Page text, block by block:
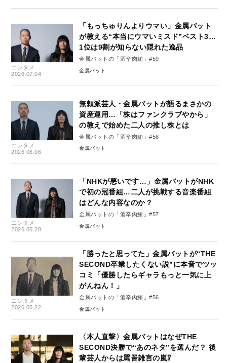
エンタメ
2026.07.04
「もっちゅりんよりウマい」金属バット
が教える“本当にウマいミスド”ベスト3…
1位は9割が知らない隠れた逸品
金属バットの「酒辛肉鮪」#59
金属バット
エンタメ
2026.06.06
無頼派芸人・金属バットが語るまさかの
資産運用…「株はファンクラブやから」
の教えで始めた二人の推し株とは
金属バットの「酒辛肉鮪」#58
金属バット
エンタメ
2026.05.28
「NHKが悪いです…」金属バットがNHK
で初の冠番組…二人が挑戦する音楽番組
はどんな内容なのか？
金属バットの「酒辛肉鮪」#57
金属バット
エンタメ
2026.05.22
「勝ったと思ってた」金属バットが“THE
SECOND卒業したくない説”に本音でツッ
コミ「優勝したらギャラもっと一気に上
がんねん！」
金属バットの「酒辛肉鮪」#56
金属バット
〈本人直撃〉金属バットはなぜTHE
SECOND決勝で“あのネタ”を選んだ？ 後
輩芸人からは罵詈雑言の嵐⁉